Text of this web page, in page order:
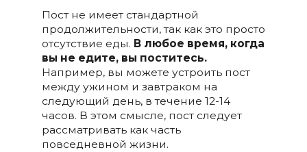
Пост не имеет стандартной
продолжительности, так как это просто
отсутствие еды. В любое время, когда
вы не едите, вы поститесь.
Например, вы можете устроить пост
между ужином и завтраком на
следующий день, в течение 12-14
часов. В этом смысле, пост следует
рассматривать как часть
повседневной жизни.